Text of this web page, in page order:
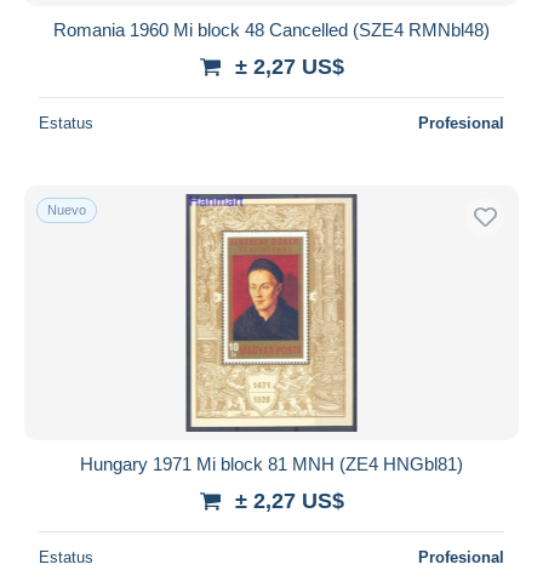
Romania 1960 Mi block 48 Cancelled (SZE4 RMNbl48)
± 2,27 US$
Estatus Profesional
Nuevo
Hungary 1971 Mi block 81 MNH (ZE4 HNGbl81)
± 2,27 US$
Estatus Profesional